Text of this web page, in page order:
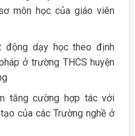
môn học của giáo viên
động dạy học theo định
ở trường THCS huyện
tăng cường hợp tác với
của các Trường nghề ở